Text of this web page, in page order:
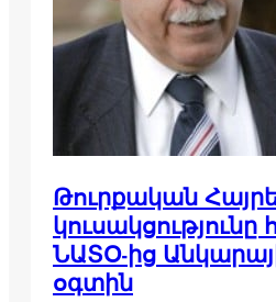
Թուրքական
կուսակցությունը
ՆԱՏՕ-ից
օգտին